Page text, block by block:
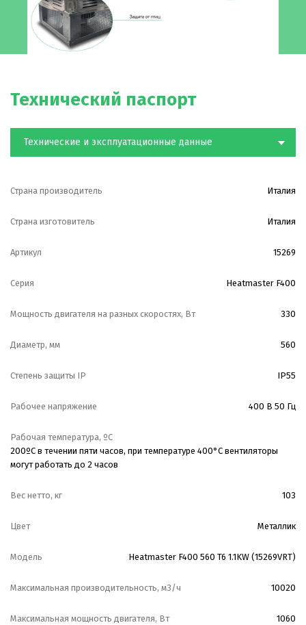
загнуты назад.
Все модели оснащены самовентилируемым
числе при непрерывной работе. Степень защиты
вентилятора IP55.
Технический паспорт
Технические и эксплуатационные данные
Страна производитель Италия
Страна изготовитель Италия
Артикул 15269
Серия Heatmaster F400
Мощность двигателя на разных скоростях, Вт 330
Диаметр, мм 560
Степень защиты IP IP55
Рабочее напряжение 400 В 50 Гц
Рабочая температура, ºС
200ºС в течении пяти часов, при температуре 400°С вентиляторы
могут работать до 2 часов
Вес нетто, кг 103
Цвет Металлик
Модель Heatmaster F400 560 T6 1.1KW (15269VRT)
Максимальная производительность, м3/ч 10020
Максимальная мощность двигателя, Вт 1060